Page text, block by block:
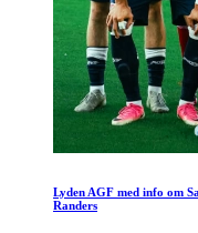
Lyden AGF med info om
Randers